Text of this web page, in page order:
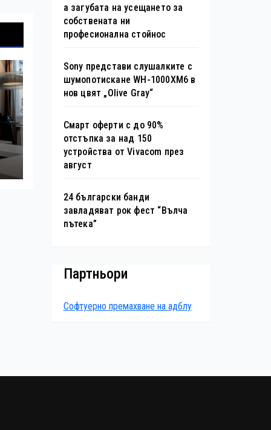
а загубата на усещането за
собствената ни
професионална стойнос
Sony представи слушалките с
шумопотискане WH-1000XM6 в
нов цвят „Olive Gray“
Смарт оферти с до 90%
отстъпка за над 150
устройства от Vivacom през
август
24 български банди
завладяват рок фест “Вълча
пътека”
Партньори
Софтуерно премахване на адблу